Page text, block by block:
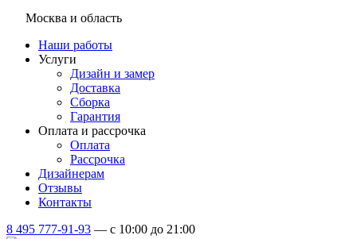
Москва и область
Наши работы
Услуги
Дизайн и замер
Доставка
Сборка
Гарантия
Оплата и рассрочка
Оплата
Рассрочка
Дизайнерам
Отзывы
Контакты
8 495 777-91-93 — c 10:00 до 21:00